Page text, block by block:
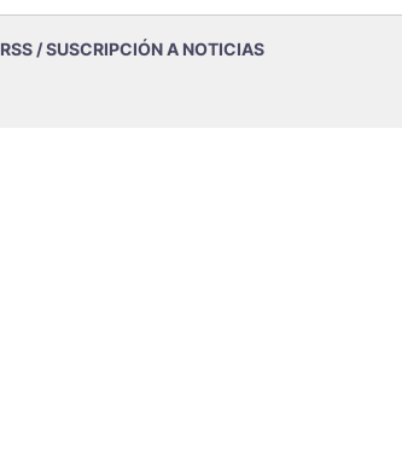
RSS / SUSCRIPCIÓN A NOTICIAS